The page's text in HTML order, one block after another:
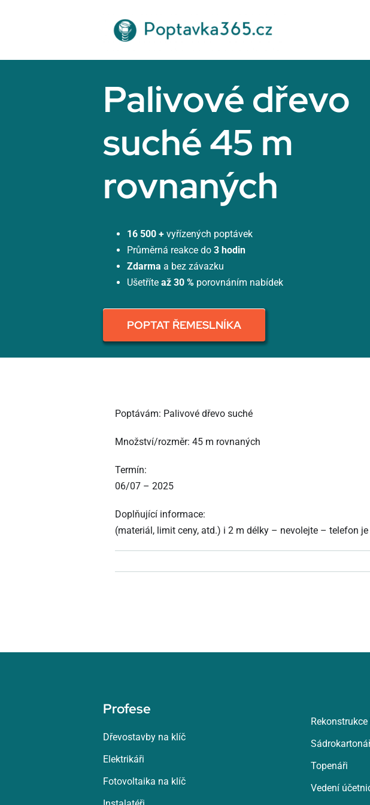
Palivové dřevo
suché 45 m
rovnaných
16 500 + vyřízených poptávek
Průměrná reakce do 3 hodin
Zdarma a bez závazku
Ušetříte až 30 %porovnáním nabídek
POPTAT ŘEMESLNÍKA
Poptávám: Palivové dřevo suché
Množství/rozměr: 45 m rovnaných
Termín:
06/07 – 2025
Doplňující informace:
(materiál, limit ceny, atd.) i 2 m délky – nevolejte – telefon
Profese
Dřevostavby na klíč
Elektrikáři
Fotovoltaika na klíč
Topenáři
Vedení